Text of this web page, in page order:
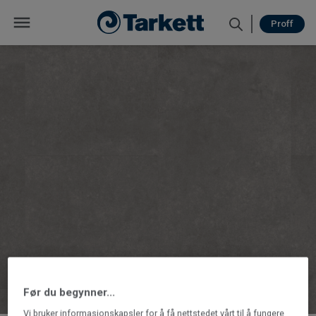
Proff
Før du begynner...
Vi bruker informasjonskapsler for å få nettstedet vårt til å fungere